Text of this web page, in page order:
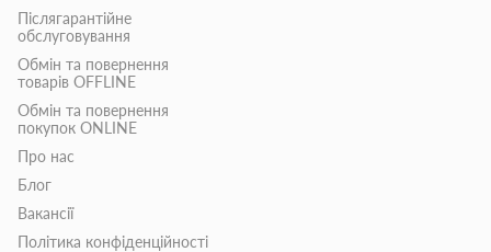
Післягарантійне
обслуговування
Обмін та повернення
товарів OFFLINE
Обмін та повернення
покупок ONLINE
Про нас
Блог
Вакансії
Політика конфіденційності